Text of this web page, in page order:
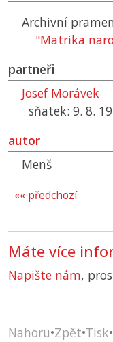
Archivní
"Matrika
partneři
Josef Morávek
sňatek: 9. 8.
autor
Menš
«« předchozí
Máte více
Napište nám,
Nahoru•Zpět•Tisk•